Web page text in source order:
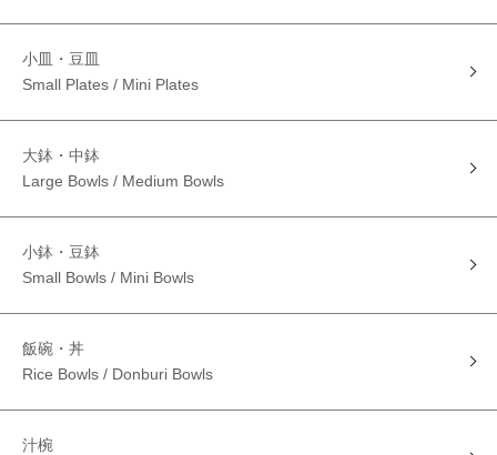
小皿・豆皿
Small Plates / Mini Plates
大鉢・中鉢
Large Bowls / Medium Bowls
小鉢・豆鉢
Small Bowls / Mini Bowls
飯碗・丼
Rice Bowls / Donburi Bowls
汁椀